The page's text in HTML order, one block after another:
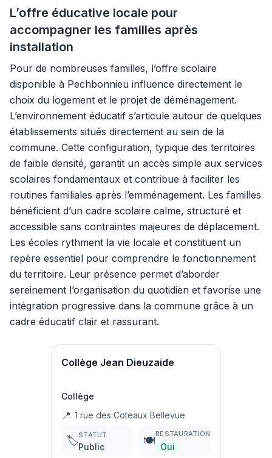
L’offre éducative locale pour
accompagner les familles après
installation
Pour de nombreuses familles, l’offre scolaire
disponible à Pechbonnieu influence directement le
choix du logement et le projet de déménagement.
L’environnement éducatif s’articule autour de quelques
établissements situés directement au sein de la
commune. Cette configuration, typique des territoires
de faible densité, garantit un accès simple aux services
scolaires fondamentaux et contribue à faciliter les
routines familiales après l’emménagement. Les familles
bénéficient d’un cadre scolaire calme, structuré et
accessible sans contraintes majeures de déplacement.
Les écoles rythment la vie locale et constituent un
repère essentiel pour comprendre le fonctionnement
du territoire. Leur présence permet d’aborder
sereinement l’organisation du quotidien et favorise une
intégration progressive dans la commune grâce à un
cadre éducatif clair et rassurant.
Collège Jean Dieuzaide
Collège
📍 1 rue des Coteaux Bellevue
🏷️STATUT
Public 🍽️
RESTAURATION
Oui